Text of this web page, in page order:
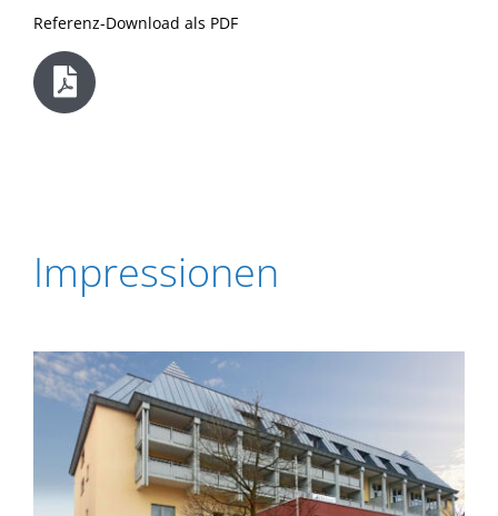
Referenz-Download als PDF
Impressionen